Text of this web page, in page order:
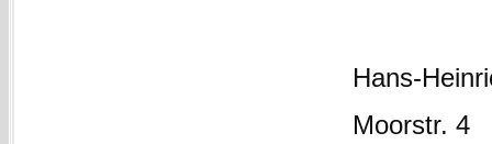
Hans-Heinrich
Moorstr. 4